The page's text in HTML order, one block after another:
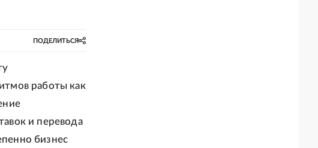
ПОДЕЛИТЬСЯ
работы как
и перевода
бизнес